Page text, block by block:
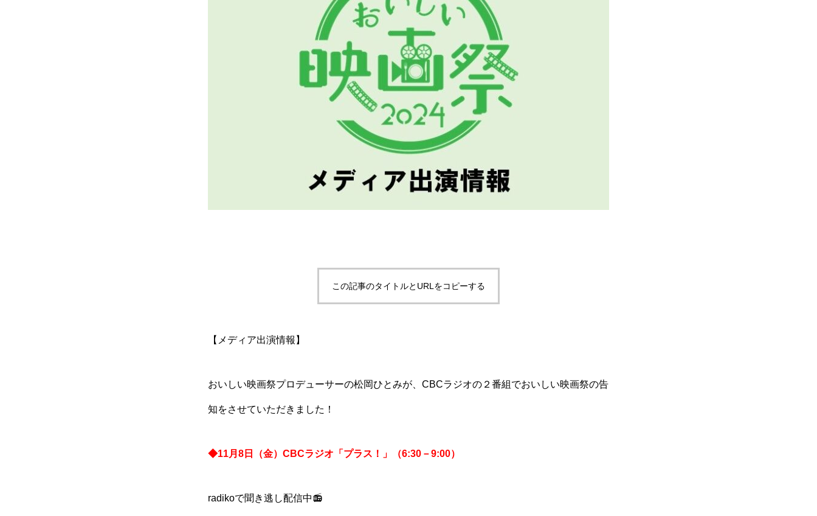
この記事のタイトルとURLをコピーする
【メディア出演情報】
おいしい映画祭プロデューサーの松岡ひとみが、CBCラジオの２番組でおいしい映画祭の告
知をさせていただきました！
◆11月8日（金）CBCラジオ「プラス！」（6:30－9:00）
radikoで聞き逃し配信中📻